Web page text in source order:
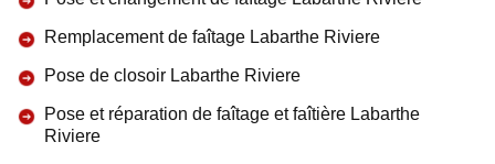
Remplacement de faîtage Labarthe Riviere
Pose de closoir Labarthe Riviere
Pose et réparation de faîtage et faîtière Labarthe
Riviere